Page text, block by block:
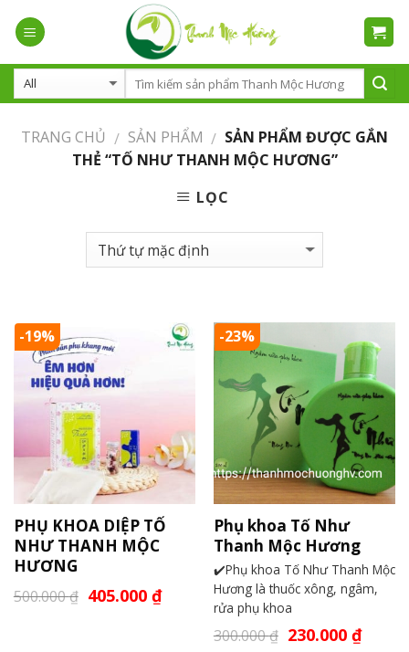
TRANG CHỦ / SẢN PHẨM / SẢN PHẨM ĐƯỢC GẮN
THẺ “TỐ NHƯ THANH MỘC HƯƠNG”
LỌC
-19%
PHỤ KHOA DIỆP TỐ
NHƯ THANH MỘC
HƯƠNG
500.000₫ 405.000 ₫
-23%
Phụ khoa Tố Như
Thanh Mộc Hương
✔️Phụ khoa Tố Như Thanh Mộc
Hương là thuốc xông, ngâm,
rửa phụ khoa
300.000₫ 230.000 ₫